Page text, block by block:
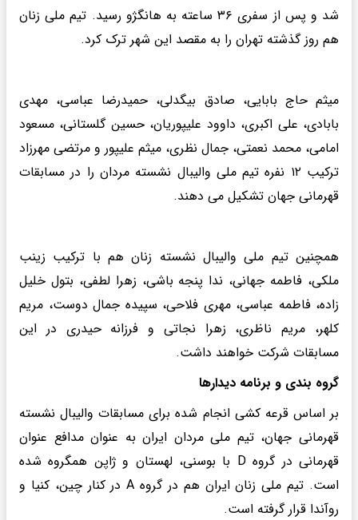
شد و پس از سفری ۳۶ ساعته به هانگژو رسید. تیم ملی زنان
هم روز گذشته تهران را به مقصد این شهر ترک کرد.
میثم حاج بابایی، صادق بیگدلی، حمیدرضا عباسی، مهدی
بابادی، علی اکبری، داوود علیپوریان، حسین گلستانی، مسعود
امامی، محمد نعمتی، جمال نظری، میثم علیپور و مرتضی مهرزاد
ترکیب ۱۲ نفره تیم ملی والیبال نشسته مردان را در مسابقات
قهرمانی جهان تشکیل می دهند.
همچنین تیم ملی والیبال نشسته زنان هم با ترکیب زینب
ملکی، فاطمه جهانی، ندا پنجه باشی، زهرا لطفی، بتول خلیل
زاده، فاطمه عباسی، مهری فلاحی، سپیده جمال دوست، مریم
کلهر، مریم ناظری، زهرا نجاتی و فرزانه حیدری در این
مسابقات شرکت خواهند داشت.
گروه بندی و برنامه دیدارها
بر اساس قرعه کشی انجام شده برای مسابقات والیبال نشسته
قهرمانی جهان، تیم ملی مردان ایران به عنوان مدافع عنوان
قهرمانی در گروه D با بوسنی، لهستان و ژاپن همگروه شده
است. تیم ملی زنان ایران هم در گروه A در کنار چین، کنیا و
روآندا قرار گرفته است.